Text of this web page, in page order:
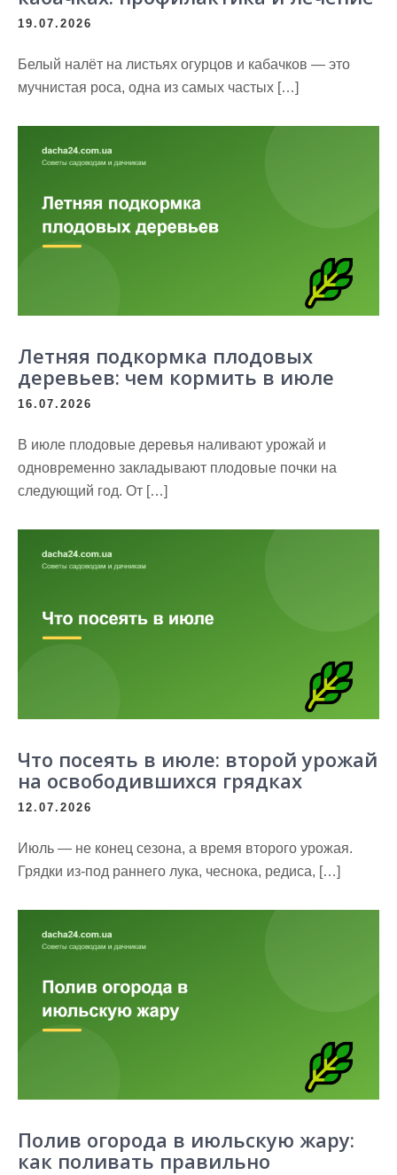
19.07.2026
Белый налёт на листьях огурцов и кабачков — это
мучнистая роса, одна из самых частых […]
Летняя подкормка плодовых
деревьев: чем кормить в июле
16.07.2026
В июле плодовые деревья наливают урожай и
одновременно закладывают плодовые почки на
следующий год. От […]
Что посеять в июле: второй урожай
на освободившихся грядках
12.07.2026
Июль — не конец сезона, а время второго урожая.
Грядки из-под раннего лука, чеснока, редиса, […]
Полив огорода в июльскую жару:
как поливать правильно